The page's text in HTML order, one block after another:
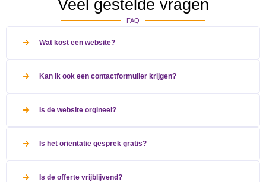
Veel gestelde vragen
FAQ
Wat kost een website?
Kan ik ook een contactformulier krijgen?
Is de website orgineel?
Is het oriëntatie gesprek gratis?
Is de offerte vrijblijvend?